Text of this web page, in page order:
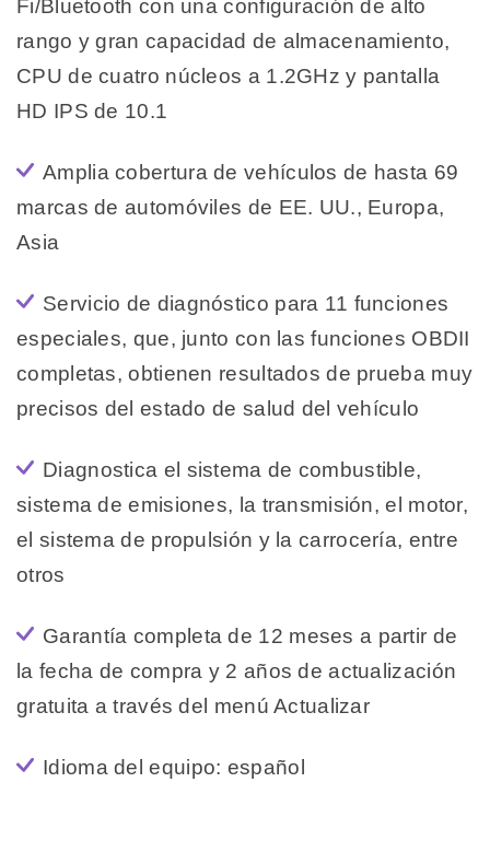
Fi/Bluetooth con una configuración de alto
rango y gran capacidad de almacenamiento,
CPU de cuatro núcleos a 1.2GHz y pantalla
HD IPS de 10.1
Amplia cobertura de vehículos de hasta 69
marcas de automóviles de EE. UU., Europa,
Asia
Servicio de diagnóstico para 11 funciones
especiales, que, junto con las funciones OBDII
completas, obtienen resultados de prueba muy
precisos del estado de salud del vehículo
Diagnostica el sistema de combustible,
sistema de emisiones, la transmisión, el motor,
el sistema de propulsión y la carrocería, entre
otros
Garantía completa de 12 meses a partir de
la fecha de compra y 2 años de actualización
gratuita a través del menú Actualizar
Idioma del equipo: español